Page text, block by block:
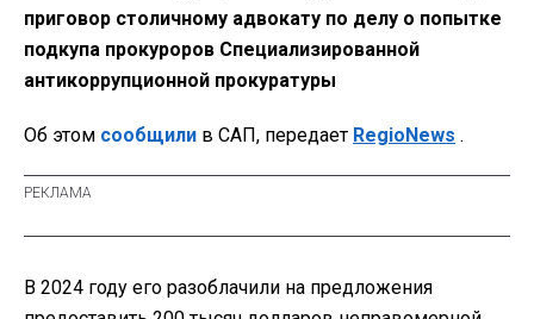
приговор столичному адвокату по делу о попытке
подкупа прокуроров Специализированной
антикоррупционной прокуратуры
Об этом сообщили в САП, передает RegioNews .
В 2024 году его разоблачили на предложения